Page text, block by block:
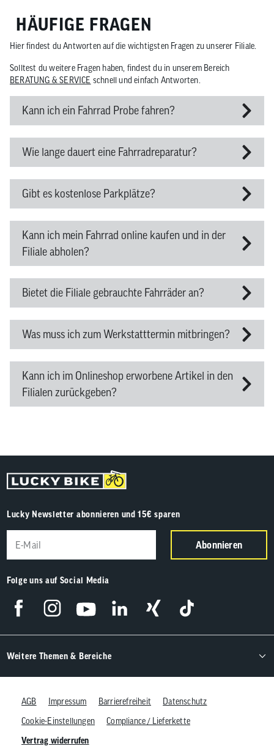
HÄUFIGE FRAGEN
Hier findest du Antworten auf die wichtigsten Fragen zu unserer Filiale.
Solltest du weitere Fragen haben, findest du in unserem Bereich
BERATUNG & SERVICE schnell und einfach Antworten.
Kann ich ein Fahrrad Probe fahren?
Wie lange dauert eine Fahrradreparatur?
Gibt es kostenlose Parkplätze?
Kann ich mein Fahrrad online kaufen und in der
Filiale abholen?
Bietet die Filiale gebrauchte Fahrräder an?
Was muss ich zum Werkstatttermin mitbringen?
Kann ich im Onlineshop erworbene Artikel in den
Filialen zurückgeben?
Lucky Newsletter abonnieren und 15€ sparen
Abonnieren
Folge uns auf Social Media
Weitere Themen & Bereiche
AGB Impressum Barrierefreiheit
Datenschutz
Cookie-Einstellungen
Compliance / Lieferkette
Vertrag widerrufen